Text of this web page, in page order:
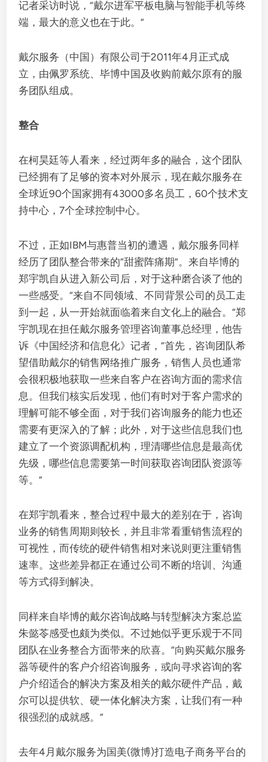
记者采访时说，“戴尔进军平板电脑与智能手机等终
端，最大的意义也在于此。”
戴尔服务（中国）有限公司于2011年4月正式成
立，由佩罗系统、毕博中国及收购前戴尔原有的服
务团队组成。
整合
在柯昊廷等人看来，经过两年多的融合，这个团队
已经拥有了足够的资本对外展示，现在戴尔服务在
全球近90个国家拥有43000多名员工，60个技术支
持中心，7个全球控制中心。
不过，正如IBM与惠普当初的遭遇，戴尔服务同样
经历了团队整合带来的“甜蜜阵痛期”。来自毕博的
郑宇凯自从进入新公司后，对于这种磨合谈了他的
一些感受。“来自不同领域、不同背景公司的员工走
到一起，从一开始就面临着来自文化上的融合。”郑
宇凯现在担任戴尔服务管理咨询董事总经理，他告
诉《中国经济和信息化》记者，“首先，咨询团队希
望借助戴尔的销售网络推广服务，销售人员也通常
会很积极地获取一些来自客户在咨询方面的需求信
息。但我们核实后发现，他们有时对于客户需求的
理解可能不够全面，对于我们咨询服务的能力也还
需要有更深入的了解；此外，对于这些信息我们也
建立了一个资源调配机构，理清哪些信息是最高优
先级，哪些信息需要第一时间获取咨询团队资源等
等。”
在郑宇凯看来，整合过程中最大的差别在于，咨询
业务的销售周期则较长，并且非常看重销售流程的
可视性，而传统的硬件销售相对来说则更注重销售
速率。这些差异都正在通过公司不断的培训、沟通
等方式得到解决。
同样来自毕博的戴尔咨询战略与转型解决方案总监
朱懿苓感受也颇为类似。不过她似乎更乐观于不同
团队在业务整合方面带来的欣喜。“向购买戴尔服务
器等硬件的客户介绍咨询服务，或向寻求咨询的客
户介绍适合的解决方案及相关的戴尔硬件产品，戴
尔可以提供软、硬一体化解决方案，让我们有一种
很强烈的成就感。”
去年4月戴尔服务为国美(微博)打造电子商务平台的